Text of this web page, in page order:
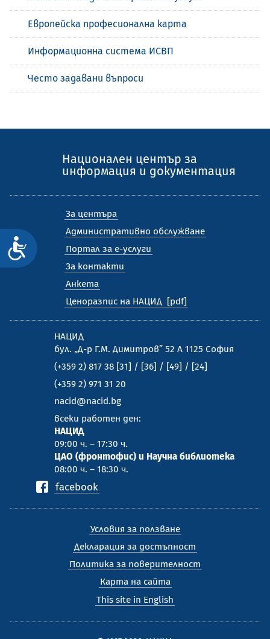
Достъпност
Европейска професионална карта
Информационна система ИСВП
Често задавани въпроси
Национален център за
информация и документация
За центъра
Административно обслужване
Портал за е-услуги
За контакти
Анкета
Ценоразпис на НАЦИД
НАЦИД
бул. „Д-р Г.М. Димитров” 52 А 1125 София
(+359 2) 817 38 [31] / [36] / [49] / [24]
(+359 2) 971 31 20
nacid@nacid.bg
всеки работен ден:
НАЦИД
09:00 ч. – 17:30 ч.
ЦАО (фронтофис) и Научна библиотека
08:00 ч. – 18:30 ч.
facebook
Условия за ползване
Декларация за достъпност
Политика за поверителност
Карта на сайта
This site in English